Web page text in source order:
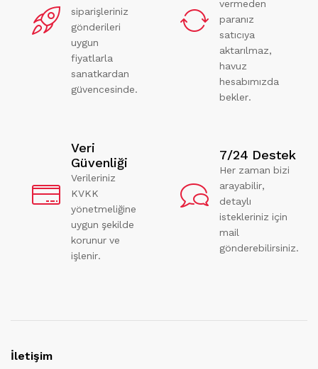
siparişleriniz
gönderileri
uygun
fiyatlarla
sanatkardan
güvencesinde.
vermeden
paranız
satıcıya
aktarılmaz,
havuz
hesabımızda
bekler.
Veri
Güvenliği
Verileriniz
KVKK
yönetmeliğine
uygun şekilde
korunur ve
işlenir.
7/24 Destek
Her zaman bizi
arayabilir,
detaylı
istekleriniz için
mail
gönderebilirsiniz.
İletişim